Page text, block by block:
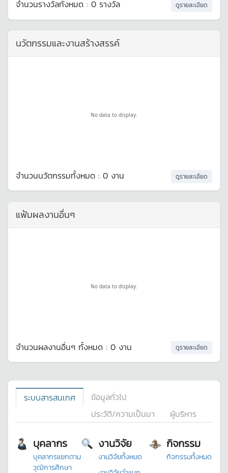
ดูรายละเอียด
จำนวนรางวัลทั้งหมด : 0 รางวัล
นวัตกรรมและงานสร้างสรรค์
No data to display.
ดูรายละเอียด
จำนวนนวัตกรรมทั้งหมด : 0 งาน
แฟ้มผลงานอื่นๆ
No data to display.
ดูรายละเอียด
จำนวนผลงานอื่นๆ ทั้งหมด : 0 งาน
ระบบสารสนเทศ
ข้อมูลทั่วไป
ประวัติ/ความเป็นมา
ผู้บริหาร
บุคลากร
บุคลากรแยกตาม
วุฒิการศึกษา
งานวิจัย
งานวิจัยทั้งหมด
กิจกรรม
กิจกรรมทั้งหมด